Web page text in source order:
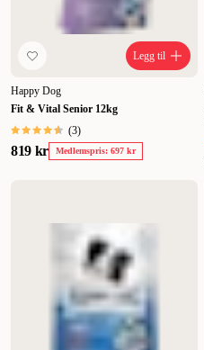
Legg til
Happy Dog
Fit & Vital Senior 12kg
(3)
819 kr Medlemspris: 697 kr